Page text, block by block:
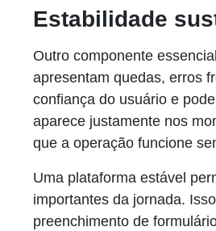
Estabilidade
Outro componente
apresentam quedas, erros
confiança do usuário e
aparece justamente nos
que a operação funcione
Uma plataforma estável
importantes da jornada.
preenchimento de